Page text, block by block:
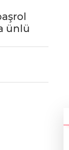
ünlü